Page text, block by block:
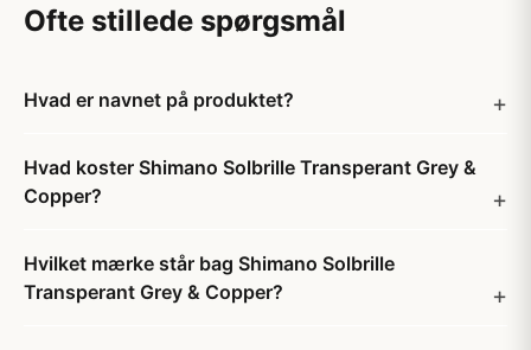
Ofte stillede spørgsmål
Hvad er navnet på produktet?
Hvad koster Shimano Solbrille Transperant Grey &
Copper?
Hvilket mærke står bag Shimano Solbrille
Transperant Grey & Copper?